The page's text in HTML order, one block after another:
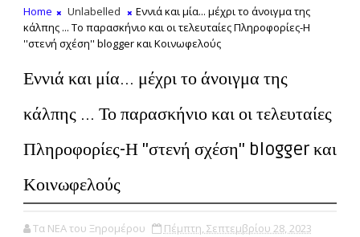
Home Unlabelled
Εννιά και μία... μέχρι το άνοιγμα της
κάλπης ... Το παρασκήνιο και οι τελευταίες Πληροφορίες-Η
''στενή σχέση'' blogger και Κοινωφελούς
Εννιά και μία... μέχρι το άνοιγμα της
κάλπης ... Το παρασκήνιο και οι τελευταίες
Πληροφορίες-Η ''στενή σχέση'' blogger και
Κοινωφελούς
Τα ΝΕΑ του Ξηρομέρου Πέμπτη, Σεπτεμβρίου 28, 2023